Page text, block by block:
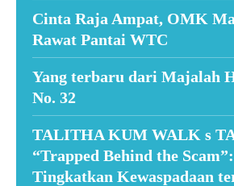
Cinta Raja Ampat, OMK
Rawat Pantai WTC
Yang terbaru dari Majalah
No. 32
TALITHA KUM WALK s
“Trapped Behind the
Tingkatkan Kewaspadaan